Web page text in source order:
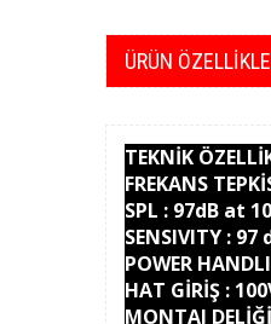
ÜRÜN
TEKNİK
FREKANS
SPL : 97dB at
SENSIVITY : 97
POWER
HAT GİRİŞ :
MONTAJ